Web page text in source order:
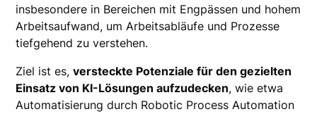
insbesondere in Bereichen mit Engpässen und hohem
Arbeitsaufwand, um Arbeitsabläufe und Prozesse
tiefgehend zu verstehen.
Ziel ist es,versteckte Potenziale für den gezielten
Einsatz von KI-Lösungen aufzudecken, wie etwa
Automatisierung durch Robotic Process Automation